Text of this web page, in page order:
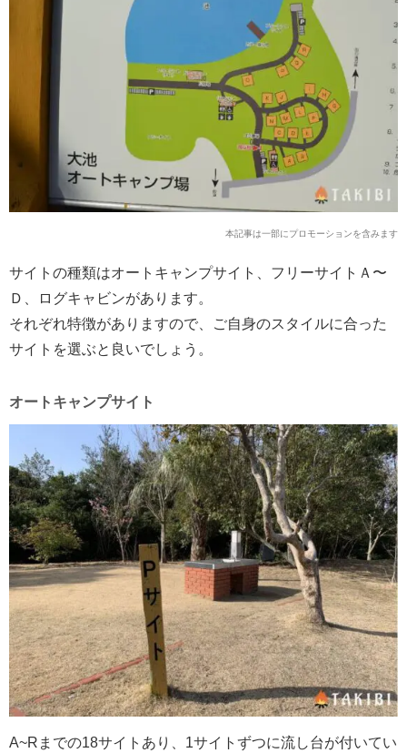
本記事は一部にプロモーションを含みます
サイトの種類はオートキャンプサイト、フリーサイトＡ〜
Ｄ、ログキャビンがあります。
それぞれ特徴がありますので、ご自身のスタイルに合った
サイトを選ぶと良いでしょう。
オートキャンプサイト
A~Rまでの18サイトあり、1サイトずつに流し台が付いてい